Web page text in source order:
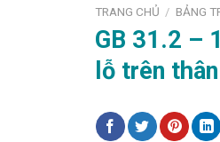
TRANG CHỦ / BẢNG
GB 31.2 –
lỗ trên thân